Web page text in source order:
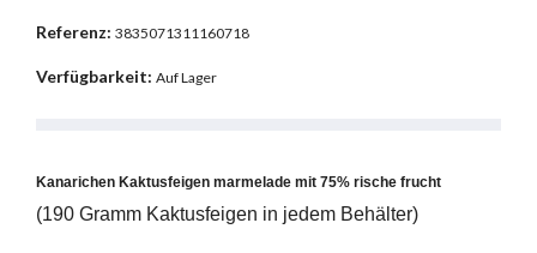
Referenz: 3835071311160718
Verfügbarkeit: Auf Lager
Kanarichen Kaktusfeigen marmelade mit 75% rische frucht
(190 Gramm Kaktusfeigen in jedem Behälter)